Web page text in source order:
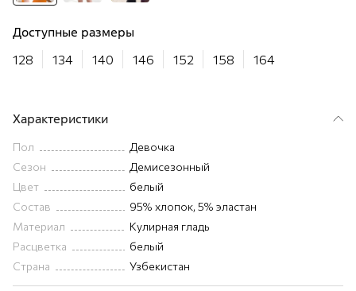
Доступные размеры
128 134 140 146 152 158 164
Характеристики
Пол
Девочка
Сезон
Демисезонный
Цвет
белый
Состав
95% хлопок, 5% эластан
Материал
Кулирная гладь
Расцветка
белый
Страна
Узбекистан